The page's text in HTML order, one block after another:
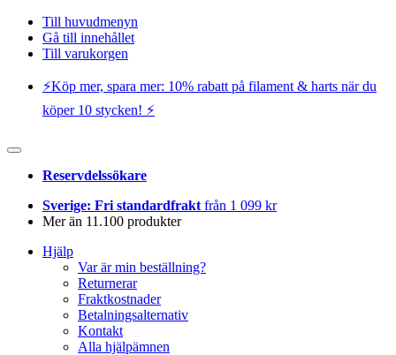
Till huvudmenyn
Gå till innehållet
Till varukorgen
⚡️Köp mer, spara mer: 10% rabatt på filament & harts när du
köper 10 stycken! ⚡️
Reservdelssökare
Sverige: Fri standardfrakt från 1 099 kr
Mer än 11.100 produkter
Hjälp
Var är min beställning?
Returnerar
Fraktkostnader
Betalningsalternativ
Kontakt
Alla hjälpämnen